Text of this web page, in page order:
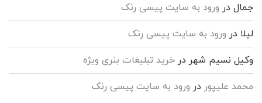
جمال در ورود به سایت پیسی رنک
لیلا در ورود به سایت پیسی رنک
وکیل نسیم شهر در خرید تبلیغات بنری ویژه
محمد علیپور در ورود به سایت پیسی رنک